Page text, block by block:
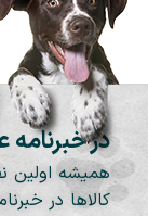
در
همیشه اولین
کالاها در